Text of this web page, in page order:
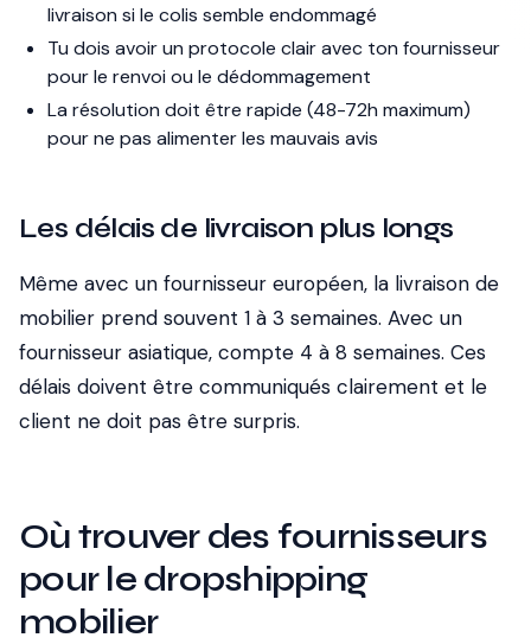
livraison si le colis semble endommagé
Tu dois avoir un protocole clair avec ton fournisseur
pour le renvoi ou le dédommagement
La résolution doit être rapide (48-72h maximum)
pour ne pas alimenter les mauvais avis
Les délais de livraison plus longs
Même avec un fournisseur européen, la livraison de
mobilier prend souvent 1 à 3 semaines. Avec un
fournisseur asiatique, compte 4 à 8 semaines. Ces
délais doivent être communiqués clairement et le
client ne doit pas être surpris.
Où trouver des fournisseurs
pour le dropshipping
mobilier